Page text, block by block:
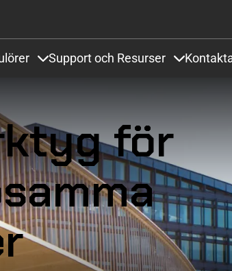
Support och Resurser
för